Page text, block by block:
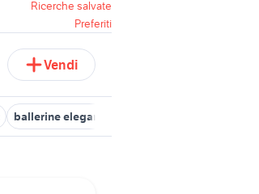
Ricerche salvate
Preferiti
Vendi
ballerine eleganti